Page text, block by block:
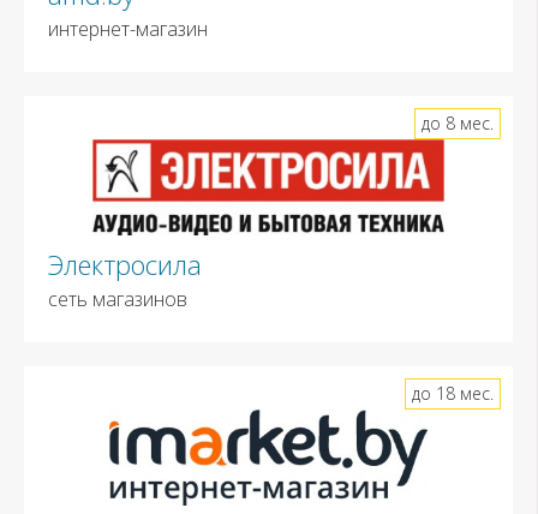
интернет-магазин
Электросила
сеть магазинов
до 8 мес.
до 18 мес.